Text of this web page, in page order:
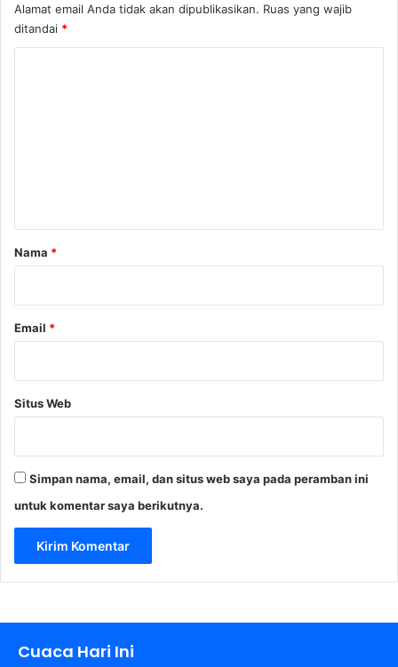
u
n
Alamat email Anda tidak akan dipublikasikan. Ruas yang wajib
ditandai *
rNama *
Email *
Situs Web
Simpan nama, email, dan situs web saya pada peramban ini
untuk komentar saya berikutnya.
Cuaca Hari Ini